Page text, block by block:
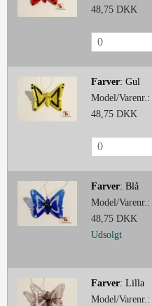
48,75 DKK
Farver: Gul
Model/Varenr.:
48,75 DKK
Farver: Blå
Model/Varenr.:
48,75 DKK
Udsolgt
Farver: Lilla
Model/Varenr.: